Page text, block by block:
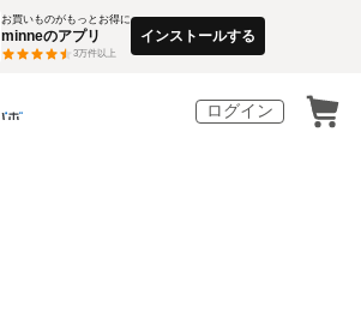
お買いものがもっとお得に
minneのアプリ
3万件以上
インストールする
ログイン